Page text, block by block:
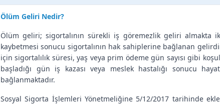
Ölüm Geliri Nedir?
Ölüm geliri; sigortalının sürekli iş göremezlik geliri almakta
kaybetmesi sonucu sigortalının hak sahiplerine bağlanan
için sigortalılık süresi, yaş veya prim ödeme gün sayısı gibi
başladığı gün iş kazası veya meslek hastalığı sonucu
bağlanmaktadır.
Sosyal Sigorta İşlemleri Yönetmeliğine 5/12/2017 tarihinde